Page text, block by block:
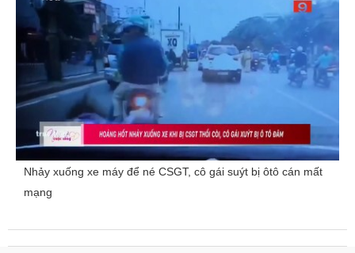
Nhảy xuống xe máy để né CSGT, cô gái suýt bị ôtô cán mất
mạng